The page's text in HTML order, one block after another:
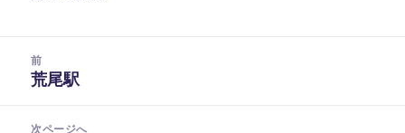
前
前
投
荒尾駅
次ページへ